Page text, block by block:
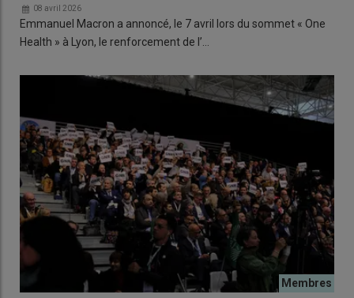
08 avril 2026
Emmanuel Macron a annoncé, le 7 avril lors du sommet « One
Health » à Lyon, le renforcement de l’…